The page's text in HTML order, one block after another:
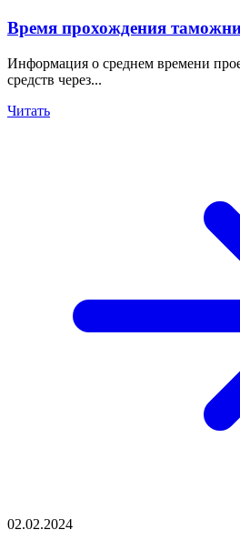
Время прохождения
Информация о среднем времени
средств через...
Читать
02.02.2024